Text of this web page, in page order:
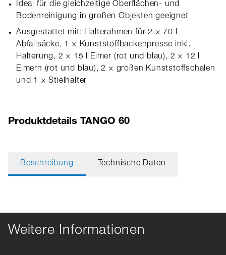
Ideal für die gleichzeitige Oberflächen- und
Bodenreinigung in großen Objekten geeignet
Ausgestattet mit: Halterahmen für 2 × 70 l
Abfallsäcke, 1 × Kunststoffbackenpresse inkl.
Halterung, 2 × 15 l Eimer (rot und blau), 2 × 12 l
Eimern (rot und blau), 2 × großen Kunststoffschalen
und 1 × Stielhalter
Produktdetails TANGO 60
Beschreibung Technische Daten
Weitere Informationen